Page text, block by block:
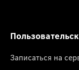
Записаться на